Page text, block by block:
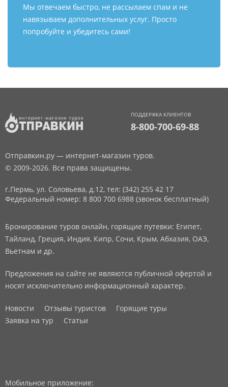
Мы отвечаем быстро, не рассылаем спам и не
навязываем дополнительных услуг. Просто
попробуйте и убедитесь сами!
ПОДДЕРЖКА КЛИЕНТОВ
8-800-700-69-88
Отправкин.ру — интернет-магазин туров.
© 2009-2026. Все права защищены.
г.Пермь, ул. Соловьева, д.12, тел: (342) 255 42 17
Федеральный номер: 8 800 700 6988 (звонок бесплатный)
Бронирование туров онлайн, горящие путевки: Египет,
Тайланд, Греция, Индия, Кипр, Сочи, Крым, Абхазия, ОАЭ,
Вьетнам и др.
Предложения на сайте не являются публичной офертой и
носят исключительно информационный характер.
Новости Отзывы туристов
Горящие туры
Заявка на тур
Статьи
Мобильное приложение: